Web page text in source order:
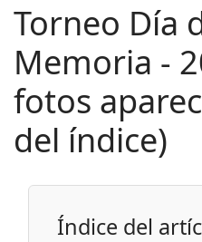
Torneo Día
Memoria -
fotos
del índice)
Índice del